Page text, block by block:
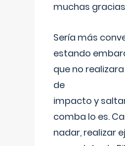
muchas gracias
Sería más
estando
que no
de
impacto y
comba lo es.
nadar, realizar